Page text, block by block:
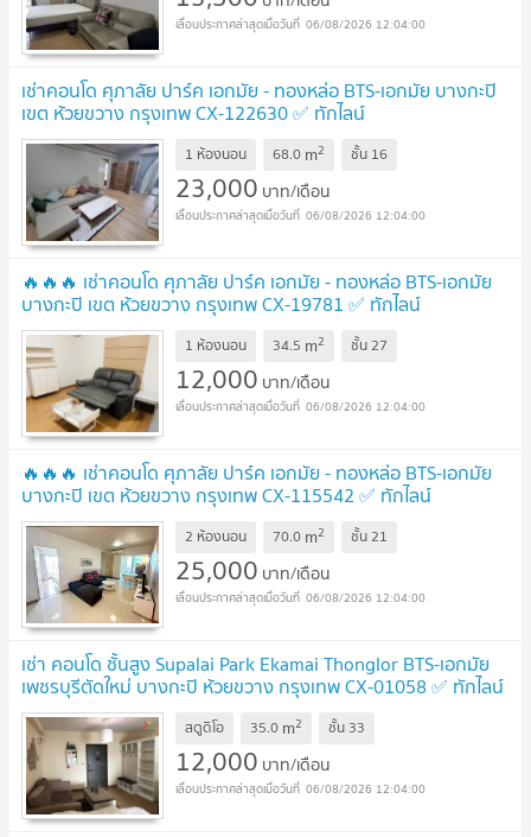
06/08/2026 12:04:00
เช่าคอนโด ศุภาลัย ปาร์ค เอกมัย - ทองหล่อ BTS-เอกมัย บางกะปิ
เขต ห้วยขวาง กรุงเทพ CX-122630 ✅ ทักไลน์
@connexproperty ตอบทันที ทีมงานมืออาชีพ ✅
1 ห้องนอน 68.0 m2 ชั้น 16
23,000 บาท/เดือน
06/08/2026 12:04:00
🔥🔥🔥 เช่าคอนโด ศุภาลัย ปาร์ค เอกมัย - ทองหล่อ BTS-เอกมัย
บางกะปิ เขต ห้วยขวาง กรุงเทพ CX-19781 ✅ ทักไลน์
@connexproperty ตอบทันที ทีมงานมืออาชีพ ✅ 🔥🔥🔥
1 ห้องนอน 34.5 m2 ชั้น27
12,000 บาท/เดือน
06/08/2026 12:04:00
🔥🔥🔥 เช่าคอนโด ศุภาลัย ปาร์ค เอกมัย - ทองหล่อ BTS-เอกมัย
บางกะปิ เขต ห้วยขวาง กรุงเทพ CX-115542 ✅ ทักไลน์
@connexproperty ตอบทันที ทีมงานมืออาชีพ ✅ 🔥🔥🔥
2 ห้องนอน 70.0 m2 ชั้น21
25,000 บาท/เดือน
06/08/2026 12:04:00
เช่า คอนโด ชั้นสูง Supalai Park Ekamai Thonglor BTS-เอกมัย
เพชรบุรีตัดใหม่ บางกะปิ ห้วยขวาง กรุงเทพ CX-01058 ✅ ทักไลน์
@connexproperty ตอบทันที ทีมงานมืออาชีพ ✅
สตูดิโอ 35.0 m2 ชั้น 33
12,000 บาท/เดือน
06/08/2026 12:04:00